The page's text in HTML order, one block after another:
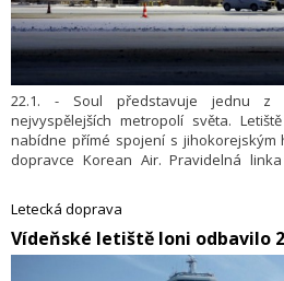
22.1. - Soul představuje jednu z
nejvyspělejších metropolí světa.
nabídne přímé spojení s jihokorejským
dopravce Korean Air. Pravidelná
Letecká doprava
Vídeňské letiště loni odbavilo